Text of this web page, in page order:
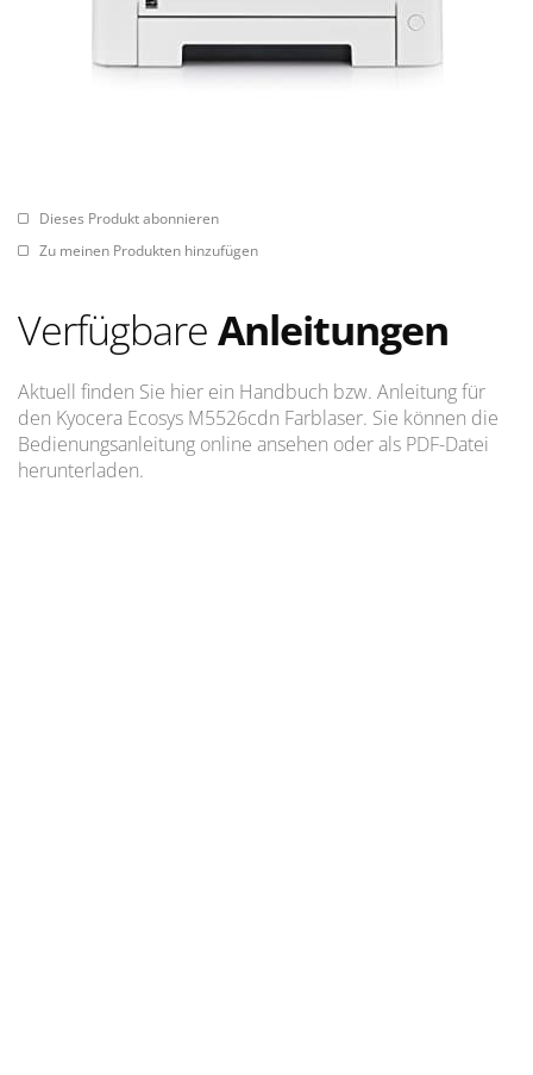
Dieses Produkt abonnieren
Zu meinen Produkten hinzufügen
VerfügbareAnleitungen
Aktuell finden Sie hier ein Handbuch bzw. Anleitung für
den Kyocera Ecosys M5526cdn Farblaser. Sie können die
Bedienungsanleitung online ansehen oder als PDF-Datei
herunterladen.